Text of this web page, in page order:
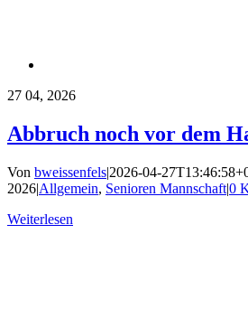
27 04, 2026
Abbruch noch vor dem
Von bweissenfels|2026-04-
2026|Allgemein, Senioren Mannschaft|0
Weiterlesen